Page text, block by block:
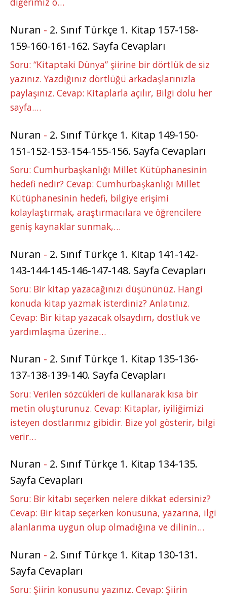
Nuran - 2. Sınıf Türkçe 1. Kitap 157-158-
159-160-161-162. Sayfa Cevapları
Soru: “Kitaptaki Dünya” şiirine bir dörtlük de siz
yazınız. Yazdığınız dörtlüğü arkadaşlarınızla
paylaşınız. Cevap: Kitaplarla açılır, Bilgi dolu her
sayfa.…
Nuran - 2. Sınıf Türkçe 1. Kitap 149-150-
151-152-153-154-155-156. Sayfa Cevapları
Soru: Cumhurbaşkanlığı Millet Kütüphanesinin
hedefi nedir? Cevap: Cumhurbaşkanlığı Millet
Kütüphanesinin hedefi, bilgiye erişimi
kolaylaştırmak, araştırmacılara ve öğrencilere
geniş kaynaklar sunmak,…
Nuran - 2. Sınıf Türkçe 1. Kitap 141-142-
143-144-145-146-147-148. Sayfa Cevapları
Soru: Bir kitap yazacağınızı düşününüz. Hangi
konuda kitap yazmak isterdiniz? Anlatınız.
Cevap: Bir kitap yazacak olsaydım, dostluk ve
yardımlaşma üzerine…
Nuran - 2. Sınıf Türkçe 1. Kitap 135-136-
137-138-139-140. Sayfa Cevapları
Soru: Verilen sözcükleri de kullanarak kısa bir
metin oluşturunuz. Cevap: Kitaplar, iyiliğimizi
isteyen dostlarımız gibidir. Bize yol gösterir, bilgi
verir…
Nuran - 2. Sınıf Türkçe 1. Kitap 134-135.
Sayfa Cevapları
Soru: Bir kitabı seçerken nelere dikkat edersiniz?
Cevap: Bir kitap seçerken konusuna, yazarına, ilgi
alanlarıma uygun olup olmadığına ve dilinin…
Nuran - 2. Sınıf Türkçe 1. Kitap 130-131.
Sayfa Cevapları
Soru: Şiirin konusunu yazınız. Cevap: Şiirin